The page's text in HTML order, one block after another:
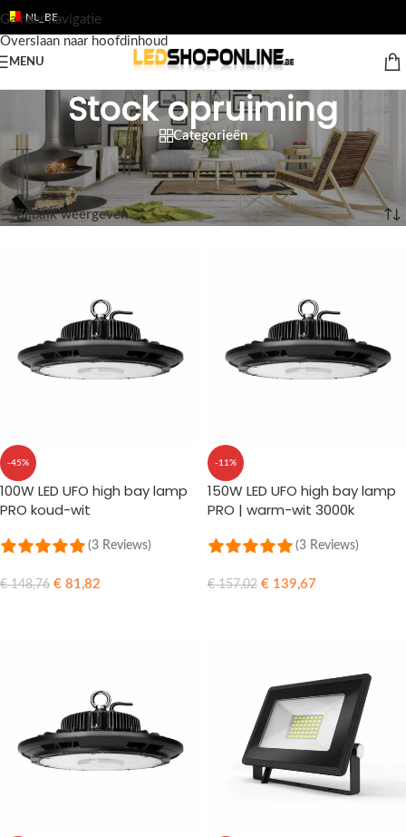
Ga naar navigatie
Overslaan naar hoofdinhoud
NL_BE
MENU
Stock opruiming
Categorieën
Home/ Shop/Stock opruiming/Pagina 2
Resultaat 13–19 van de 19 resultaten wordt getoond
Zijbalk weergeven
-45%
100W LED UFO high bay lamp
PRO koud-wit
(3 Reviews)
€148,76 € 81,82
-11%
150W LED UFO high bay lamp
PRO | warm-wit 3000k
(3 Reviews)
€157,02 € 139,67